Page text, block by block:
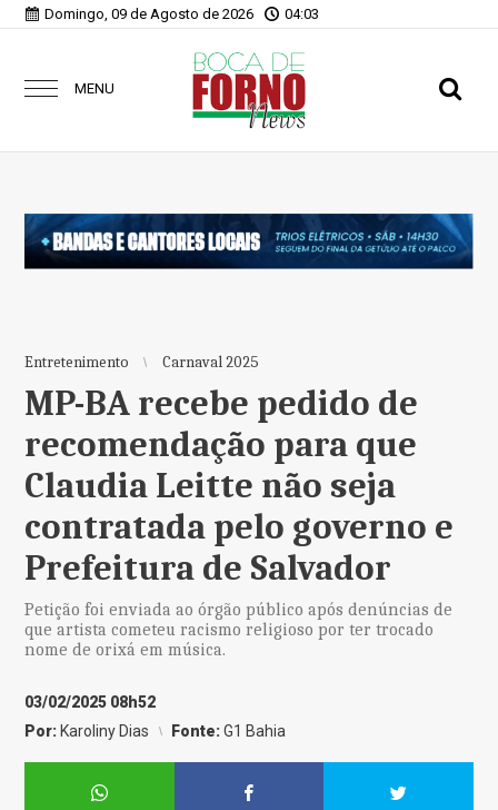
Domingo, 09 de Agosto de 2026 04:03
MENU
Entretenimento Carnaval 2025
MP-BA recebe pedido de
recomendação para que
Claudia Leitte não seja
contratada pelo governo e
Prefeitura de Salvador
Petição foi enviada ao órgão público após denúncias de
que artista cometeu racismo religioso por ter trocado
nome de orixá em música.
03/02/2025 08h52
Por: Karoliny Dias Fonte:G1 Bahia